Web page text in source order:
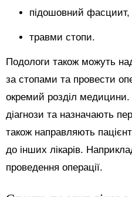
підошовний фасциит,
травми стопи.
Подологи також можуть
за стопами та провести
окремий розділ медицини.
діагнози та назначають
також направляють
до інших лікарів.
проведення операції.